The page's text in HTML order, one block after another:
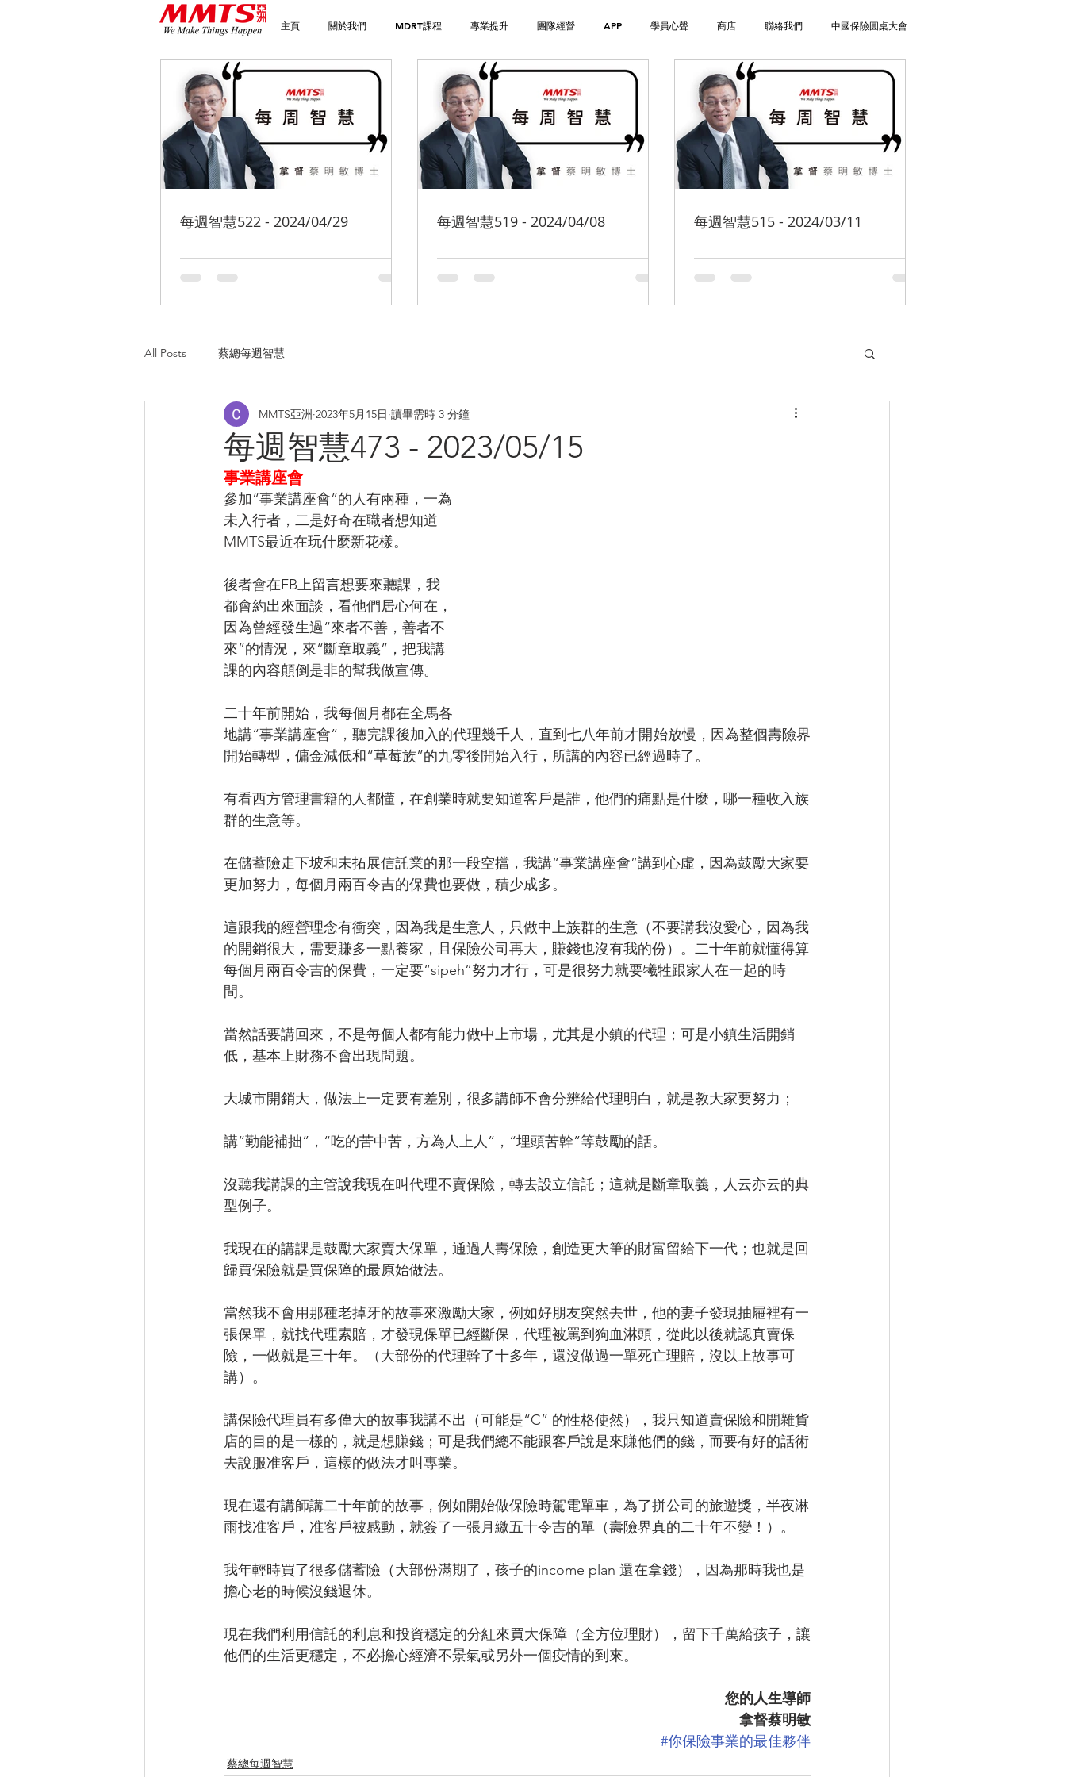
主頁 關於我們 MDRT課程 專業提升 團隊經營 APP 學員心聲 商店 聯絡我們 中國保險圓桌大會
每週智慧522 - 2024/04/29 每週智慧519 - 2024/04/08 每週智慧515 - 2024/03/11
All Posts 蔡總每週智慧
每週智慧473 - 2023/05/15
MMTS亞洲 2023年5月15日 讀畢需時 3 分鐘
事業講座會
參加“事業講座會”的人有兩種，一為
未入行者，二是好奇在職者想知道
MMTS最近在玩什麼新花樣。
後者會在FB上留言想要來聽課，我
都會約出來面談，看他們居心何在，
因為曾經發生過“來者不善，善者不
來”的情況，來“斷章取義”，把我講
課的內容顛倒是非的幫我做宣傳。
二十年前開始，我每個月都在全馬各
地講“事業講座會”，聽完課後加入的代理幾千人，直到七八年前才開始放慢，因為整個壽險界
開始轉型，傭金減低和“草莓族”的九零後開始入行，所講的內容已經過時了。
有看西方管理書籍的人都懂，在創業時就要知道客戶是誰，他們的痛點是什麼，哪一種收入族
群的生意等。
在儲蓄險走下坡和未拓展信託業的那一段空擋，我講“事業講座會”講到心虛，因為鼓勵大家要
更加努力，每個月兩百令吉的保費也要做，積少成多。
這跟我的經營理念有衝突，因為我是生意人，只做中上族群的生意（不要講我沒愛心，因為我
的開銷很大，需要賺多一點養家，且保險公司再大，賺錢也沒有我的份）。二十年前就懂得算
每個月兩百令吉的保費，一定要“sipeh”努力才行，可是很努力就要犧牲跟家人在一起的時
間。
當然話要講回來，不是每個人都有能力做中上市場，尤其是小鎮的代理；可是小鎮生活開銷
低，基本上財務不會出現問題。
大城市開銷大，做法上一定要有差別，很多講師不會分辨給代理明白，就是教大家要努力；
講“勤能補拙”，“吃的苦中苦，方為人上人”，“埋頭苦幹”等鼓勵的話。
沒聽我講課的主管說我現在叫代理不賣保險，轉去設立信託；這就是斷章取義，人云亦云的典
型例子。
我現在的講課是鼓勵大家賣大保單，通過人壽保險，創造更大筆的財富留給下一代；也就是回
歸買保險就是買保障的最原始做法。
當然我不會用那種老掉牙的故事來激勵大家，例如好朋友突然去世，他的妻子發現抽屜裡有一
張保單，就找代理索賠，才發現保單已經斷保，代理被罵到狗血淋頭，從此以後就認真賣保
險，一做就是三十年。（大部份的代理幹了十多年，還沒做過一單死亡理賠，沒以上故事可
講）。
講保險代理員有多偉大的故事我講不出（可能是“C” 的性格使然），我只知道賣保險和開雜貨
店的目的是一樣的，就是想賺錢；可是我們總不能跟客戶說是來賺他們的錢，而要有好的話術
去說服准客戶，這樣的做法才叫專業。
現在還有講師講二十年前的故事，例如開始做保險時駕電單車，為了拼公司的旅遊獎，半夜淋
雨找准客戶，准客戶被感動，就簽了一張月繳五十令吉的單（壽險界真的二十年不變！）。
我年輕時買了很多儲蓄險（大部份滿期了，孩子的income plan 還在拿錢），因為那時我也是
擔心老的時候沒錢退休。
現在我們利用信託的利息和投資穩定的分紅來買大保障（全方位理財），留下千萬給孩子，讓
他們的生活更穩定，不必擔心經濟不景氣或另外一個疫情的到來。
您的人生導師
拿督蔡明敏
#你保險事業的最佳夥伴
蔡總每週智慧